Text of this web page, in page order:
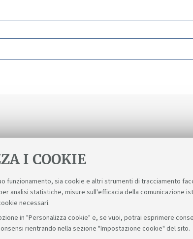
I COOKIE
funzionamento, sia cookie e altri strumenti di tracciamento
analisi statistiche, misure sull'efficacia della comunicazione
necessari.
in "Personalizza cookie" e, se vuoi, potrai esprimere
rientrando nella sezione "Impostazione cookie" del sito.